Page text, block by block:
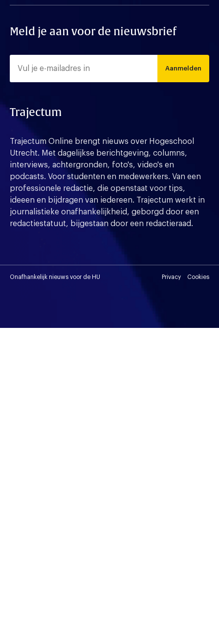
Meld je aan voor de nieuwsbrief
Aanmelden
Trajectum
Trajectum Online brengt nieuws over Hogeschool
Utrecht. Met dagelijkse berichtgeving, columns,
interviews, achtergronden, foto's, video's en
podcasts. Voor studenten en medewerkers. Van een
professionele redactie, die openstaat voor tips,
ideeen en bijdragen van iedereen. Trajectum werkt in
journalistieke onafhankelijkheid, geborgd door een
redactiestatuut, bijgestaan door een redactieraad.
Onafhankelijk nieuws voor de HU Privacy Cookies